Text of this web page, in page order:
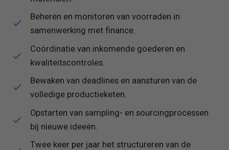
Beheren en monitoren van voorraden in
samenwerking met finance.
Coördinatie van inkomende goederen en
kwaliteitscontroles.
Bewaken van deadlines en aansturen van de
volledige productieketen.
Opstarten van sampling- en sourcingprocessen
bij nieuwe ideeën.
Twee keer per jaar het structureren van de